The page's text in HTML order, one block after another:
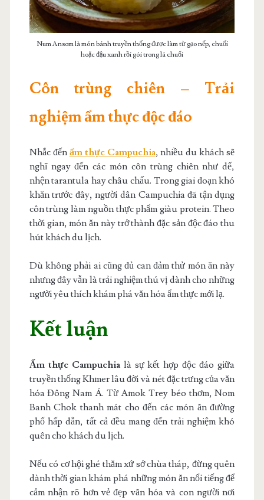
Num Ansom là món bánh truyền thống được làm từ gạo nếp, chuối
hoặc đậu xanh rồi gói trong lá chuối
Côn trùng chiên – Trải
nghiệm ẩm thực độc đáo
Nhắc đến ẩm thực Campuchia, nhiều du khách sẽ
nghĩ ngay đến các món côn trùng chiên như dế,
nhện tarantula hay châu chấu. Trong giai đoạn khó
khăn trước đây, người dân Campuchia đã tận dụng
côn trùng làm nguồn thực phẩm giàu protein. Theo
thời gian, món ăn này trở thành đặc sản độc đáo thu
hút khách du lịch.
Dù không phải ai cũng đủ can đảm thử món ăn này
nhưng đây vẫn là trải nghiệm thú vị dành cho những
người yêu thích khám phá văn hóa ẩm thực mới lạ.
Kết luận
Ẩm thực Campuchialà sự kết hợp độc đáo giữa
truyền thống Khmer lâu đời và nét đặc trưng của văn
hóa Đông Nam Á. Từ Amok Trey béo thơm, Nom
Banh Chok thanh mát cho đến các món ăn đường
phố hấp dẫn, tất cả đều mang đến trải nghiệm khó
quên cho khách du lịch.
Nếu có cơ hội ghé thăm xứ sở chùa tháp, đừng quên
dành thời gian khám phá những món ăn nổi tiếng để
cảm nhận rõ hơn vẻ đẹp văn hóa và con người nơi